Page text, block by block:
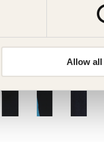
Allow all